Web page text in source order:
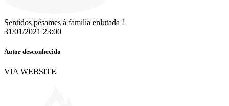
Sentidos pêsames á familia enlutada !
31/01/2021 23:00
Autor desconhecido
VIA WEBSITE